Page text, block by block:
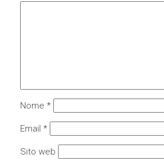
Nome *
Email *
Sito web